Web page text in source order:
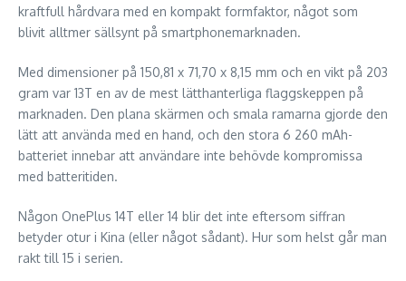
kraftfull hårdvara med en kompakt formfaktor, något som
blivit alltmer sällsynt på smartphonemarknaden.
Med dimensioner på 150,81 x 71,70 x 8,15 mm och en vikt på 203
gram var 13T en av de mest lätthanterliga flaggskeppen på
marknaden. Den plana skärmen och smala ramarna gjorde den
lätt att använda med en hand, och den stora 6 260 mAh-
batteriet innebar att användare inte behövde kompromissa
med batteritiden.
Någon OnePlus 14T eller 14 blir det inte eftersom siffran
betyder otur i Kina (eller något sådant). Hur som helst går man
rakt till 15 i serien.